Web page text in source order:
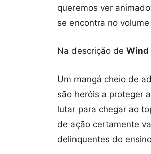
queremos ver
se encontra no volume
Na descrição de Wind
Um mangá cheio de
são heróis a proteger
lutar para chegar ao
de ação certamente
delinquentes do